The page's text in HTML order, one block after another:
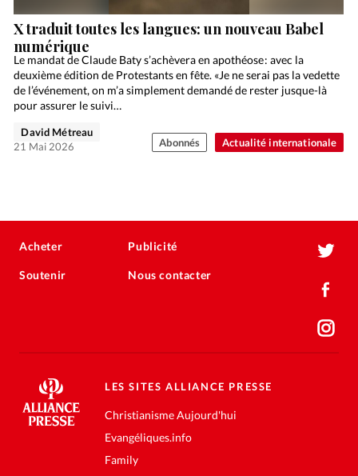
Actualité internationale
X traduit toutes les langues: un nouveau Babel
numérique
Le mandat de Claude Baty s’achèvera en apothéose : avec la
deuxième édition de Protestants en fête. «Je ne serai pas la vedette
de l’événement, on m’a simplement demandé de rester jusque-là
pour assurer le suivi…
David Métreau
21 Mai 2026
Abonnés
Acheter
Soutenir
Publicité
Nous contacter
LES SITES ALLIANCE PRESSE
Christianisme Aujourd'hui
Evangéliques.info
Family